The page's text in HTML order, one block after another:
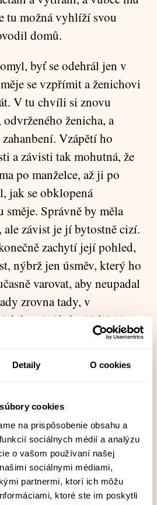
Detaily O cookies
cookies
na prispôsobenie obsahu a
sociálnych médií a analýzu
o vašom používaní našej
sociálnymi médiami,
partnermi, ktorí ich môžu
ktoré ste im poskytli
tu možná vyhlíží svou
domů.
byť se odehrál jen v
se vzpřímit a ženichovi
V tu chvíli si znovu
ženicha, a
Vzápětí ho
a závisti tak mohutná, že
po manželce, až ji po
jak se obklopená
směje. Správně by měla
závist je jí bytostně cizí.
zachytí její pohled,
nýbrž jen úsměv, který ho
varovat, aby neupadal
zrovna tady, v
hostitelů, kteří dělají
se tu židovští svatebčané
snáší vlahý letní večer,
spřádá svou jemnou síť
příjemné pohody, která
Arabů a Arabek, studentů
jiných oborů na fakultě, z
Technionu a z dalších
mužů a žen, kteří se tu